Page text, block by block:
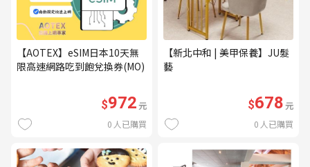
【AOTEX】eSIM日本10天無
限高速網路吃到飽兌換券(MO)
$972元
0 人已購買
【新北中和 | 美甲保養】JU髮
藝
$678元
0 人已購買